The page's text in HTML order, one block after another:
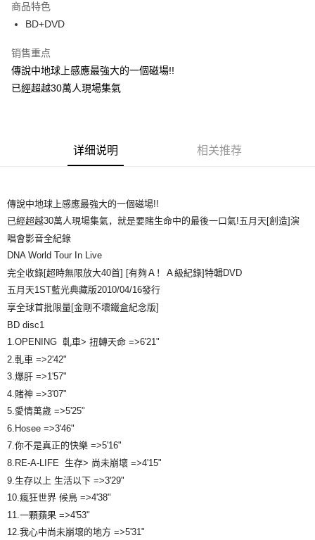
Apple Pay
悠遊付
Google Pay
每笔NT$65，满NT$1,000(含以上)免运费
付款後全家取貨
每笔NT$65，满NT$1,000(含以上)免运费
7-11取貨付款
每笔NT$65，满NT$1,000(含以上)免运费
每笔NT$65，满NT$1,000(含以上)免运费
宅配
每笔NT$85，满NT$1,000(含以上)免运费
商品特色
BD+DVD
销售重点
傳說中地球上感應最強大的一個磁場!!
已經超越30萬人現場集氣
详细说明 相关推荐
傳說中地球上感應最強大的一個磁場!!
已經超越30萬人現場集氣，就是要賭生命中的最後一口氣!五月天[創造]演
唱會影音全紀錄
DNA World Tour In Live
完全收錄[超時無限放大40首] [有夠Ａ！Ａ級紀錄]特輯DVD
五月天1ST藍光典藏版2010/04/16發行
享全球首批限量[金剛不壞鐵盒紀念版]
BD disc1
1.OPENING 軋車> 扭轉天命 =>6'21"
2.軋車 =>2'42"
3.爆肝 =>1'57"
4.賭神 =>3'07"
5.愛情萬歲 =>5'25"
6.Hosee =>3'46"
7.你不是真正的快樂 =>5'16"
8.RE-A-LIFE 生存> 尚未崩壞 =>4'15"
9.生存以上 生活以下 =>3'29"
10.瘋狂世界 候鳥 =>4'38"
11.一顆蘋果 =>4'53"
12.我心中尚未崩壞的地方 =>5'31"